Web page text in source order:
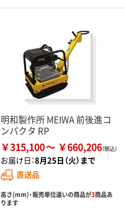
明和製作所 MEIWA 前後進コ
ンパクタ RP
￥315,100 ￥660,206
お届け日：8月25日（火）まで
直送品
高さ(mm)・販売単位違いの商品が3商品あ
ります